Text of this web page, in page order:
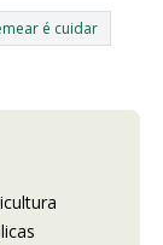
é cuidar